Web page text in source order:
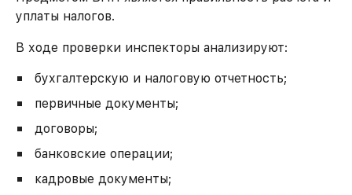
уплаты налогов.
В ходе проверки инспекторы анализируют:
бухгалтерскую и налоговую отчетность;
первичные документы;
договоры;
банковские операции;
кадровые документы;